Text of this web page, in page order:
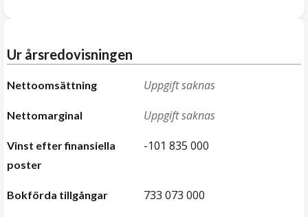
Ur årsredovisningen
Nettoomsättning Uppgift saknas
Nettomarginal Uppgift saknas
Vinst efter finansiella
poster
-101 835 000
Bokförda tillgångar 733 073 000